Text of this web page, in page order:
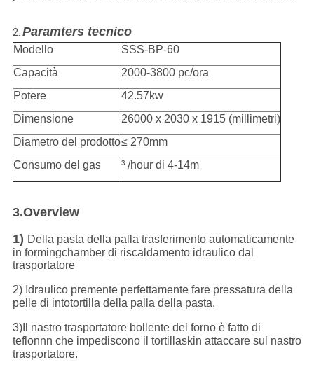
2. Paramters tecnico
Modello
SSS-BP-60
Capacità
2000-3800 pc/ora
Potere
42.57kw
Dimensione
26000 x 2030 x 1915 (millimetri)
Diametro del prodotto≤ 270mm
Consumo del gas
³ /hour di 4-14m
3.Overview
1) Della pasta della palla trasferimento automaticamente
in formingchamber di riscaldamento idraulico dal
trasportatore
2) Idraulico premente perfettamente fare pressatura della
pelle di intotortilla della palla della pasta.
3)Il nastro trasportatore bollente del forno è fatto di
teflonnn che impediscono il tortillaskin attaccare sul nastro
trasportatore.